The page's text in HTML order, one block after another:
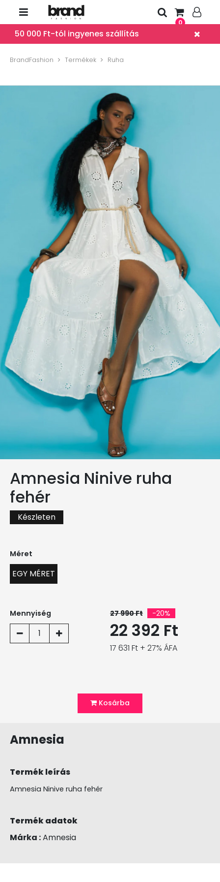
0
50 000 Ft-tól ingyenes szállítás
BrandFashion Termékek Ruha
Amnesia Ninive ruha
fehér
Készleten
Méret
EGY MÉRET
Mennyiség
1
27 990 Ft -20%
22 392 Ft
17 631 Ft + 27% ÁFA
Kosárba
Amnesia
Termék leírás
Amnesia Ninive ruha fehér
Termék adatok
Márka :Amnesia